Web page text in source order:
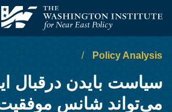
Institute for Near East Policy
Policy Analysis
سیاست بایدن درقبال
می‌تواند شانس